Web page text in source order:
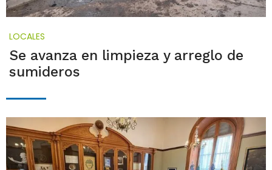
LOCALES
Se avanza en limpieza y arreglo de
sumideros